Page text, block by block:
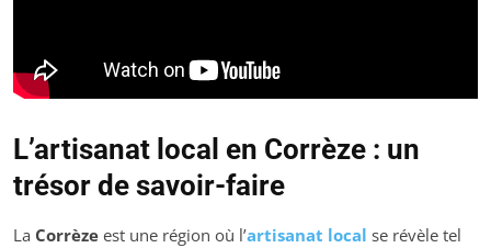
L’artisanat local en Corrèze : un
trésor de savoir-faire
La Corrèze est une région où l’artisanat local se révèle tel